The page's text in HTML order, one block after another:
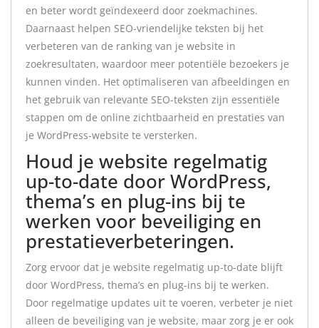
en beter wordt geïndexeerd door zoekmachines.
Daarnaast helpen SEO-vriendelijke teksten bij het
verbeteren van de ranking van je website in
zoekresultaten, waardoor meer potentiële bezoekers je
kunnen vinden. Het optimaliseren van afbeeldingen en
het gebruik van relevante SEO-teksten zijn essentiële
stappen om de online zichtbaarheid en prestaties van
je WordPress-website te versterken.
Houd je website regelmatig
up-to-date door WordPress,
thema’s en plug-ins bij te
werken voor beveiliging en
prestatieverbeteringen.
Zorg ervoor dat je website regelmatig up-to-date blijft
door WordPress, thema’s en plug-ins bij te werken.
Door regelmatige updates uit te voeren, verbeter je niet
alleen de beveiliging van je website, maar zorg je er ook